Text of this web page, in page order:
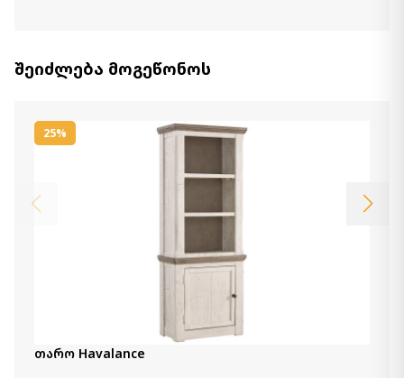
შეიძლება მოგეწონოს
25%
თარო Havalance